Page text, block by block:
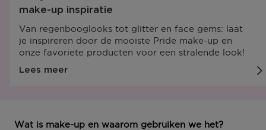
make-up inspiratie
Van regenbooglooks tot glitter en face gems: laat
je inspireren door de mooiste Pride make-up en
onze favoriete producten voor een stralende look!
Lees meer
Wat is make-up en waarom gebruiken we het?